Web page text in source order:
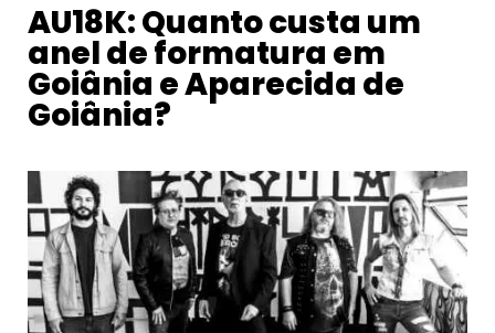
AU18K: Quanto custa um
anel de formatura em
Goiânia e Aparecida de
Goiânia?